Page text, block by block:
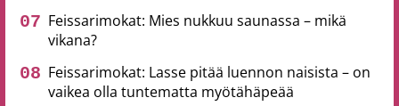
Feissarimokat: Mies nukkuu saunassa – mikä
vikana?
Feissarimokat: Lasse pitää luennon naisista – on
vaikea olla tuntematta myötähäpeää